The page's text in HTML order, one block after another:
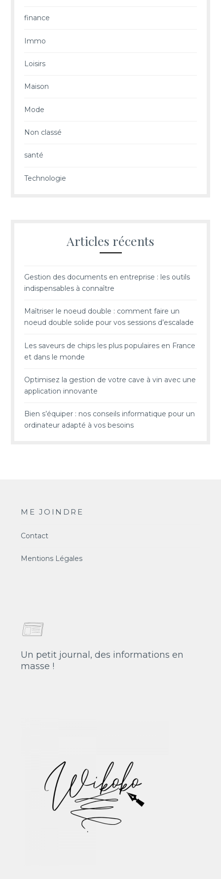
finance
Immo
Loisirs
Maison
Mode
Non classé
santé
Technologie
Articles récents
Gestion des documents en entreprise : les outils
indispensables à connaître
Maîtriser le noeud double : comment faire un
noeud double solide pour vos sessions d’escalade
Les saveurs de chips les plus populaires en France
et dans le monde
Optimisez la gestion de votre cave à vin avec une
application innovante
Bien s’équiper : nos conseils informatique pour un
ordinateur adapté à vos besoins
ME JOINDRE
Contact
Mentions Légales
Un petit journal, des informations en
masse !